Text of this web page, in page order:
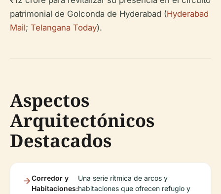
patrimonial de Golconda de Hyderabad (Hyderabad
Mail; Telangana Today).
Aspectos
Arquitectónicos
Destacados
Corredor y
Habitaciones:
Una serie rítmica de arcos y
habitaciones que ofrecen refugio y